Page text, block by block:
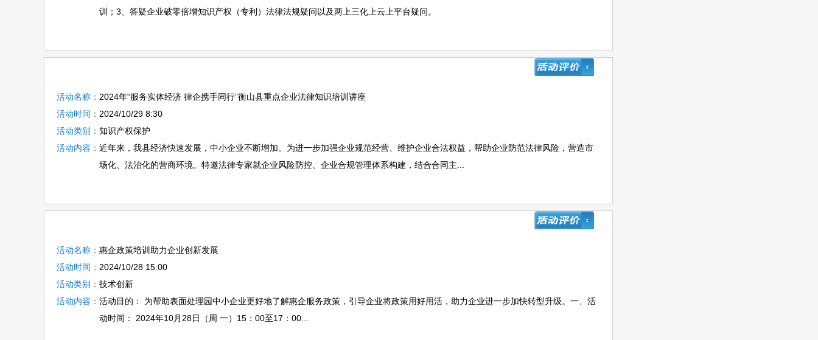
训；3、答疑企业破零倍增知识产权（专利）法律法规疑问以及两上三化上云上平台疑问。
活动名称： 2024年“服务实体经济 律企携手同行”衡山县重点企业法律知识培训讲座
活动时间： 2024/10/29 8:30
活动类别： 知识产权保护
活动内容： 近年来，我县经济快速发展，中小企业不断增加。为进一步加强企业规范经营、维护企业合法权益，帮助企业防范法律风险，营造市
场化、法治化的营商环境。特邀法律专家就企业风险防控、企业合规管理体系构建，结合合同主...
活动名称： 惠企政策培训助力企业创新发展
活动时间： 2024/10/28 15:00
活动类别： 技术创新
活动内容： 活动目的： 为帮助表面处理园中小企业更好地了解惠企服务政策，引导企业将政策用好用活，助力企业进一步加快转型升级。一、活
动时间： 2024年10月28日（周 一）15：00至17：00...